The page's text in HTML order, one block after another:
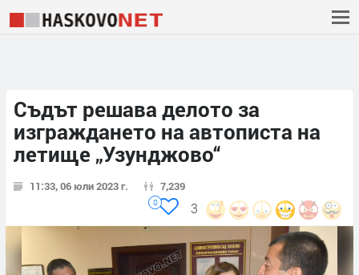
Съдът решава делото за
изграждането на автописта на
летище „Узунджово“
11:33, 06 юли 2023 г. 7,239
3
0